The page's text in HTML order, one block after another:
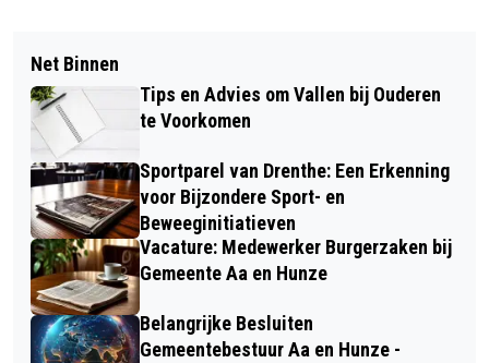
Net Binnen
Tips en Advies om Vallen bij Ouderen
te Voorkomen
Sportparel van Drenthe: Een Erkenning
voor Bijzondere Sport- en
Beweeginitiatieven
Vacature: Medewerker Burgerzaken bij
Gemeente Aa en Hunze
Belangrijke Besluiten
Gemeentebestuur Aa en Hunze -